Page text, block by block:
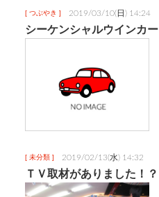
[ つぶやき ] 2019/03/10(日) 14:24
シーケンシャルウインカー
[ 未分類 ] 2019/02/13(水) 14:32
ＴＶ取材がありました！？